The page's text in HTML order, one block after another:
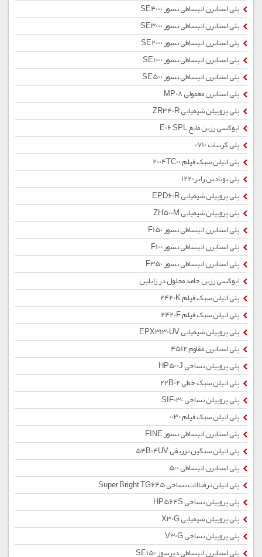
پلی استایرن انبساطی نسوز SE4000
پلی استایرن انبساطی نسوز SE3000
پلی استایرن انبساطی نسوز SE2000
پلی استایرن انبساطی نسوز SE1000
پلی استایرن انبساطی نسوز SE500
پلی استایرن معمولی MP08
پلی پروپیلن شیمیایی ZR340R
اپوکسی رزین مایع E06 SPL
پلی کربنات 0710
پلی اتیلن سبک فیلم 2004TC00
پلی بوتادین رابر1220
پلی پروپیلن شیمیایی EPD60R
پلی پروپیلن شیمیایی ZH500M
پلی استایرن انبساطی نسوز F150
پلی استایرن انبساطی نسوز F100
پلی استایرن انبساطی نسوز F350
اپوکسی رزین جامد محلول در زایلین
پلی اتیلن سبک فیلم 2420K
پلی اتیلن سبک فیلم 2420F
پلی پروپیلن شیمیایی EPX3130UV
پلی استایرن مقاوم 4512
پلی پروپیلن نساجی HP500J
پلی اتیلن سبک خطی 22B02
پلی پروپیلن نساجی SIF030
پلی اتیلن سبک فیلم 0030
پلی استایرن انبساطی نسوز FINE
پلی اتیلن سنگین تزریقی 54B04UV
پلی استایرن انبساطی 500
پلی اتیلن ترفتالات نساجی Super Bright TG645
پلی پروپیلن نساجی HP564S
پلی پروپیلن شیمیایی X30G
پلی پروپیلن نساجی V30G
پلی استایرن انبساطی دیرسوز SE150